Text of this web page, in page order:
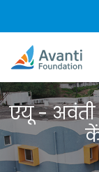
एयू -